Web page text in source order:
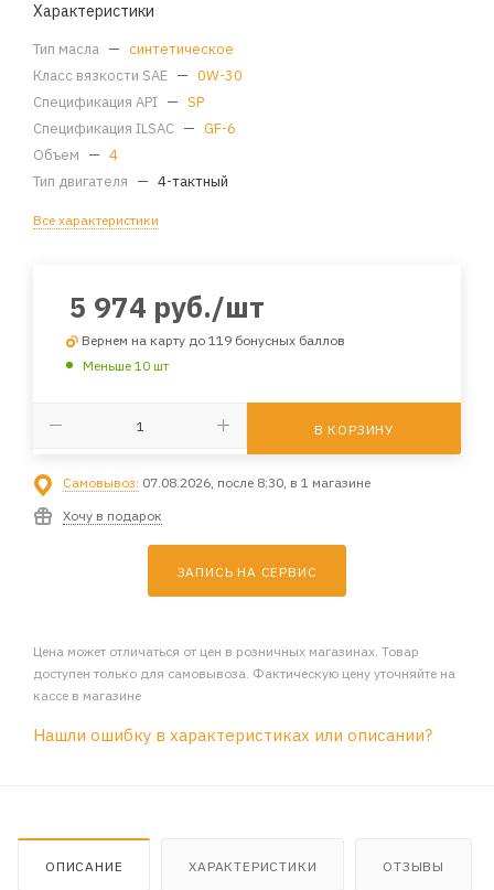
Характеристики
Тип масла — синтетическое
Класс вязкости SAE — 0W-30
Спецификация API — SP
Спецификация ILSAC — GF-6
Объем — 4
Тип двигателя — 4-тактный
Все характеристики
5 974 руб./шт
Вернем на карту до 119 бонусных баллов
Меньше 10 шт
В КОРЗИНУ
Самовывоз: 07.08.2026, после 8:30, в 1 магазине
Хочу в подарок
ЗАПИСЬ НА СЕРВИС
Цена может отличаться от цен в розничных магазинах. Товар
доступен только для самовывоза. Фактическую цену уточняйте на
кассе в магазине
Нашли ошибку в характеристиках или описании?
ОПИСАНИЕ ХАРАКТЕРИСТИКИ ОТЗЫВЫ